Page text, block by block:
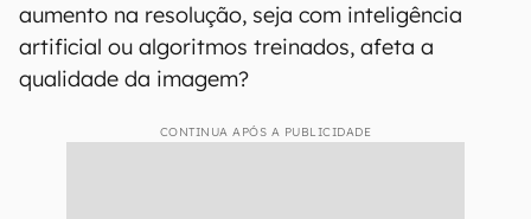
aumento na resolução, seja com inteligência
artificial ou algoritmos treinados, afeta a
qualidade da imagem?
CONTINUA APÓS A PUBLICIDADE